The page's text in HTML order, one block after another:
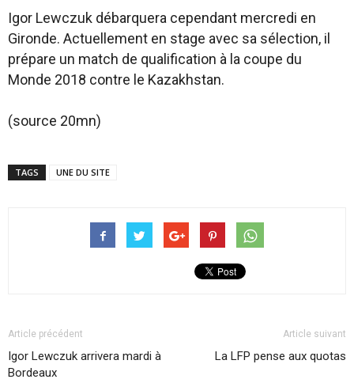
Igor Lewczuk débarquera cependant mercredi en
Gironde. Actuellement en stage avec sa sélection, il
prépare un match de qualification à la coupe du
Monde 2018 contre le Kazakhstan.
(source 20mn)
TAGS UNE DU SITE
Article précédent
Igor Lewczuk arrivera mardi à
Bordeaux
Article suivant
La LFP pense aux quotas